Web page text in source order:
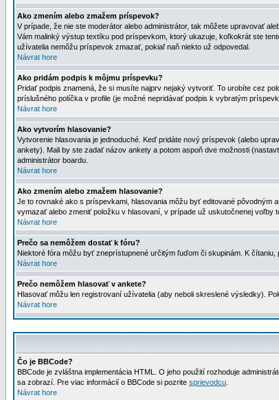
Ako zmením alebo zmažem príspevok?
V prípade, že nie ste moderátor alebo administrátor, tak môžete upravovať
Vám malinký výstup textíku pod príspevkom, ktorý ukazuje, koľkokrát ste
užívatelia nemôžu príspevok zmazať, pokiaľ naň niekto už odpovedal.
Návrat hore
Ako pridám podpis k môjmu príspevku?
Pridať podpis znamená, že si musíte najprv nejaký vytvoriť. To urobíte cez
príslušného políčka v profile (je možné nepridávať podpis k vybratým
Návrat hore
Ako vytvorím hlasovanie?
Vytvorenie hlasovania je jednoduché. Keď pridáte nový príspevok (alebo
ankety). Mali by ste zadať názov ankety a potom aspoň dve možnosti
administrátor boardu.
Návrat hore
Ako zmením alebo zmažem hlasovanie?
Je to rovnaké ako s príspevkami, hlasovania môžu byť editované pôvodným
vymazať alebo zmeniť položku v hlasovaní, v prípade už uskutočnenej voľby
Návrat hore
Prečo sa nemôžem dostať k fóru?
Niektoré fóra môžu byť zneprístupnené určitým ľuďom či skupinám. K
Návrat hore
Prečo nemôžem hlasovať v ankete?
Hlasovať môžu len registrovaní užívatelia (aby neboli skreslené výsledky).
Návrat hore
Čo je BBCode?
BBCode je zvláštna implementácia HTML. O jeho použití rozhoduje
sa zobrazí. Pre viac informácií o BBCode si pozrite sprievodcu
Návrat hore